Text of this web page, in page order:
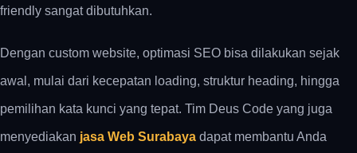
friendly sangat dibutuhkan.
Dengan custom website, optimasi SEO bisa dilakukan sejak
awal, mulai dari kecepatan loading, struktur heading, hingga
pemilihan kata kunci yang tepat. Tim Deus Code yang juga
menyediakan jasa Web Surabaya dapat membantu Anda